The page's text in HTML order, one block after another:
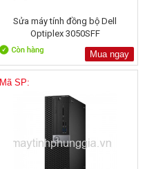
Sửa máy tính đồng bộ Dell
Optiplex 3050SFF
Mua ngay
Mã SP: